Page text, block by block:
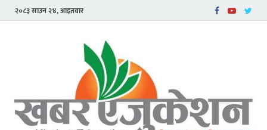
२०८३ साउन २४, आइतवार